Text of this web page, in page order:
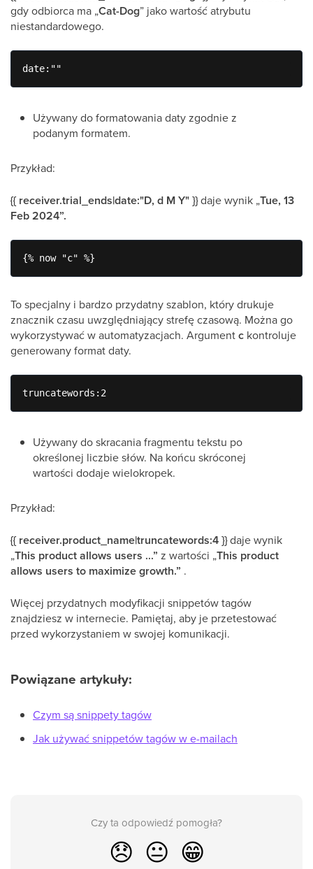
gdy odbiorca ma „Cat-Dog” jako wartość atrybutu
niestandardowego.
date:""
Używany do formatowania daty zgodnie z
podanym formatem.
Przykład:
{{ receiver.trial_ends|date:"D, d M Y" }}daje wynik „Tue, 13
Feb 2024”.
{% now "c" %}
To specjalny i bardzo przydatny szablon, który drukuje
znacznik czasu uwzględniający strefę czasową. Można go
wykorzystywać w automatyzacjach. Argumentc kontroluje
generowany format daty.
truncatewords:2
Używany do skracania fragmentu tekstu po
określonej liczbie słów. Na końcu skróconej
wartości dodaje wielokropek.
Przykład:
{{ receiver.product_name|truncatewords:4 }}daje wynik
„This product allows users ...” z wartości „This product
allows users to maximize growth.” .
Więcej przydatnych modyfikacji snippetów tagów
znajdziesz w internecie. Pamiętaj, aby je przetestować
przed wykorzystaniem w swojej komunikacji.
Powiązane artykuły:
Czym są snippety tagów
Jak używać snippetów tagów w e-mailach
Czy ta odpowiedź pomogła?
😞 😐 😁